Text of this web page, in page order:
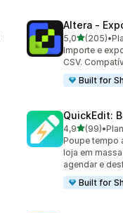
Altera ‑
5,0de 5(205)
205 •
Importe e
CSV.
Built for
QuickEdit:
4,9de 5(99)
99 avaliações
•
Poupe tempo
loja em
agendar e
Built for